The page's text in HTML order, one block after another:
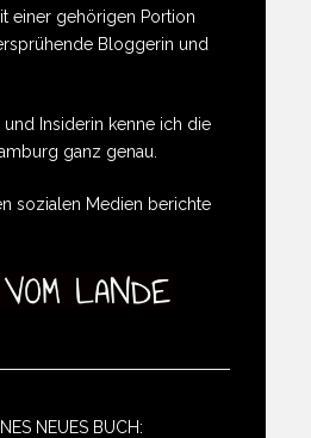
einer gehörigen Portion
Bloggerin und
Insiderin kenne ich die
ganz genau.
sozialen Medien berichte
NEUES BUCH: